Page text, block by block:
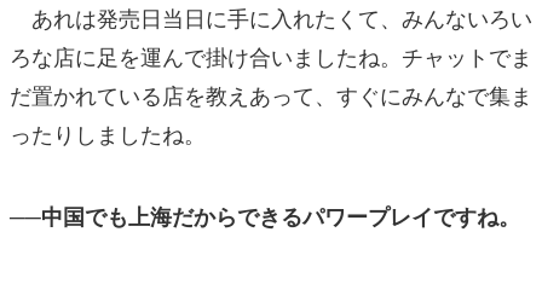
あれは発売日当日に手に入れたくて、みんないろい
ろな店に足を運んで掛け合いましたね。チャットでま
だ置かれている店を教えあって、すぐにみんなで集ま
ったりしましたね。
──中国でも上海だからできるパワープレイですね。